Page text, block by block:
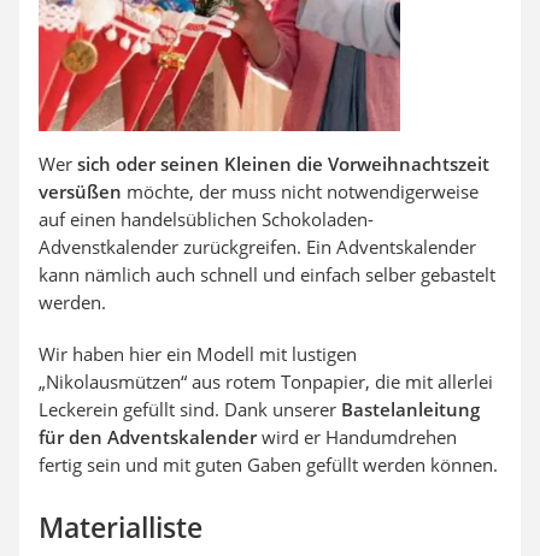
Wer sich oder seinen Kleinen die Vorweihnachtszeit
versüßen möchte, der muss nicht notwendigerweise
auf einen handelsüblichen Schokoladen-
Advenstkalender zurückgreifen. Ein Adventskalender
kann nämlich auch schnell und einfach selber gebastelt
werden.
Wir haben hier ein Modell mit lustigen
„Nikolausmützen“ aus rotem Tonpapier, die mit allerlei
Leckerein gefüllt sind. Dank unserer Bastelanleitung
für den Adventskalenderwird er Handumdrehen
fertig sein und mit guten Gaben gefüllt werden können.
Materialliste